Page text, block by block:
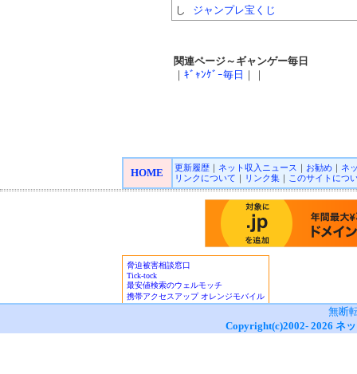
し
ジャンプレ宝くじ
関連ページ～ギャンゲー毎日
｜ ｷﾞｬﾝｹﾞｰ毎日 ｜｜
HOME 更新履歴｜ ネット収入ニュース ｜ お勧め｜ ネ
リンクについて ｜ リンク集｜ このサイトにつ
無断
Copyright(c)2002- 2026 ネ